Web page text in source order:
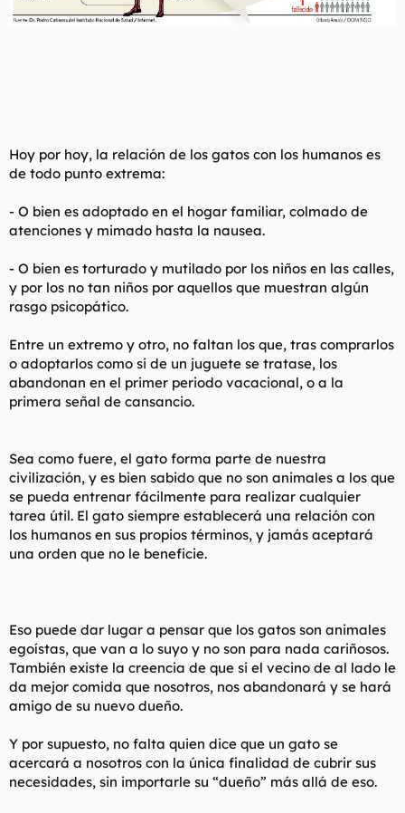
Hoy por hoy, la relación de los gatos con los humanos es
de todo punto extrema:
- O bien es adoptado en el hogar familiar, colmado de
atenciones y mimado hasta la nausea.
- O bien es torturado y mutilado por los niños en las calles,
y por los no tan niños por aquellos que muestran algún
rasgo psicopático.
Entre un extremo y otro, no faltan los que, tras comprarlos
o adoptarlos como si de un juguete se tratase, los
abandonan en el primer periodo vacacional, o a la
primera señal de cansancio.
Sea como fuere, el gato forma parte de nuestra
civilización, y es bien sabido que no son animales a los que
se pueda entrenar fácilmente para realizar cualquier
tarea útil. El gato siempre establecerá una relación con
los humanos en sus propios términos, y jamás aceptará
una orden que no le beneficie.
Eso puede dar lugar a pensar que los gatos son animales
egoístas, que van a lo suyo y no son para nada cariñosos.
También existe la creencia de que si el vecino de al lado le
da mejor comida que nosotros, nos abandonará y se hará
amigo de su nuevo dueño.
Y por supuesto, no falta quien dice que un gato se
acercará a nosotros con la única finalidad de cubrir sus
necesidades, sin importarle su “dueño” más allá de eso.